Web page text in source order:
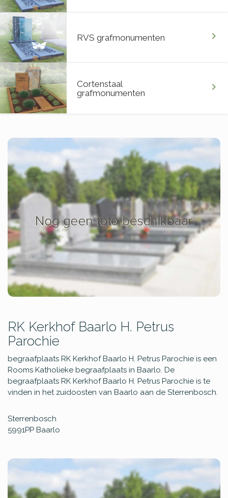
RVS grafmonumenten chevron_right
Cortenstaal
grafmonumenten
chevron_right
RK Kerkhof Baarlo H. Petrus
Parochie
begraafplaats RK Kerkhof Baarlo H. Petrus Parochie is een
Rooms Katholieke begraafplaats in Baarlo. De
begraafplaats RK Kerkhof Baarlo H. Petrus Parochie is te
vinden in het zuidoosten van Baarlo aan de Sterrenbosch.
Sterrenbosch
5991PP Baarlo